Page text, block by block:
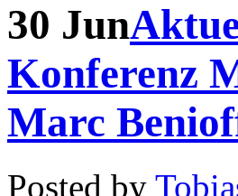
30 Jun
Konferenz
Marc
Posted by